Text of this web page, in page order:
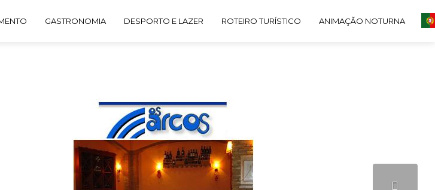
GASTRONOMIA DESPORTO E LAZER ROTEIRO TURÍSTICO ANIMAÇÃO NOTURNA